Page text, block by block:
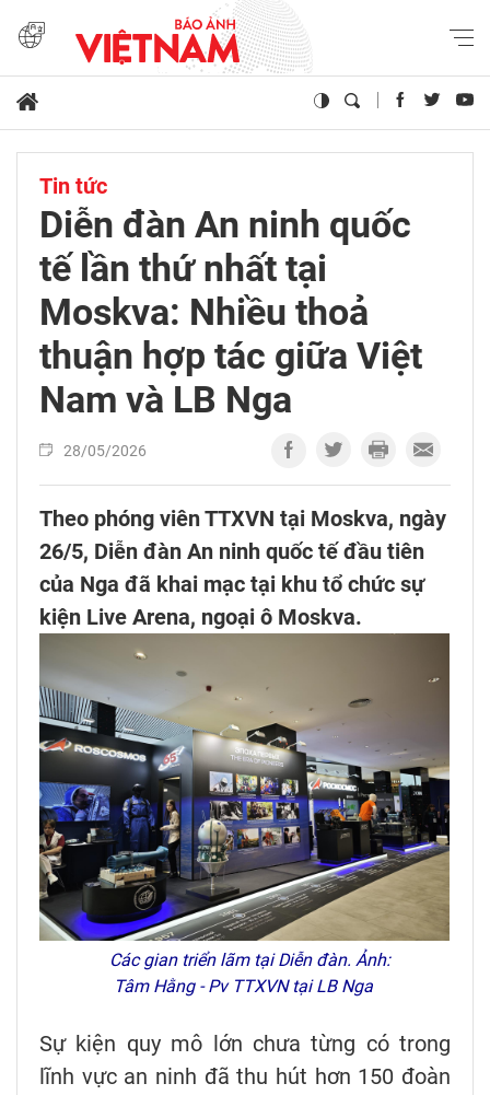
Tin tức
Diễn đàn An ninh quốc
tế lần thứ nhất tại
Moskva: Nhiều thoả
thuận hợp tác giữa Việt
Nam và LB Nga
28/05/2026
Theo phóng viên TTXVN tại Moskva, ngày
26/5, Diễn đàn An ninh quốc tế đầu tiên
của Nga đã khai mạc tại khu tổ chức sự
kiện Live Arena, ngoại ô Moskva.
Các gian triển lãm tại Diễn đàn. Ảnh:
Tâm Hằng - Pv TTXVN tại LB Nga
Sự kiện quy mô lớn chưa từng có trong
lĩnh vực an ninh đã thu hút hơn 150 đoàn